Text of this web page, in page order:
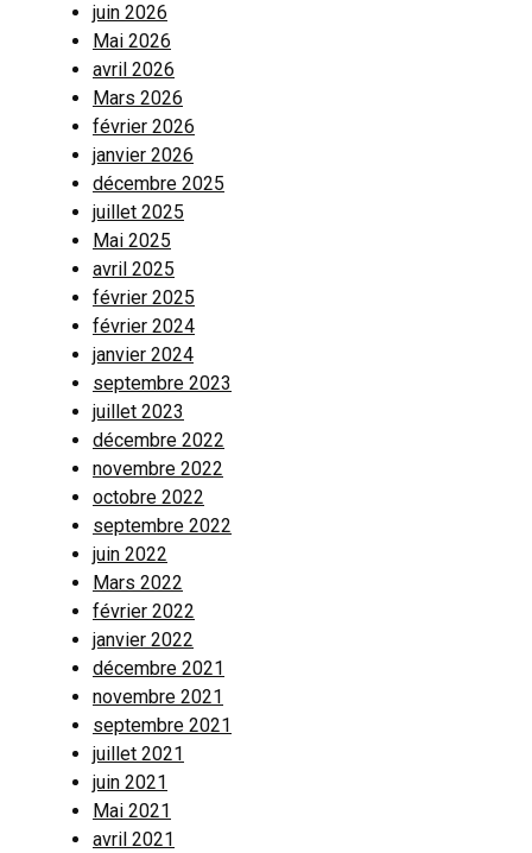
juin 2026
Mai 2026
avril 2026
Mars 2026
février 2026
janvier 2026
décembre 2025
juillet 2025
Mai 2025
avril 2025
février 2025
février 2024
janvier 2024
septembre 2023
juillet 2023
décembre 2022
novembre 2022
octobre 2022
septembre 2022
juin 2022
Mars 2022
février 2022
janvier 2022
décembre 2021
novembre 2021
septembre 2021
juillet 2021
juin 2021
Mai 2021
avril 2021